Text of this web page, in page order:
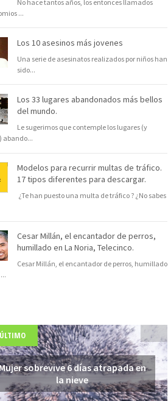
No hace tantos años, los entonces llamados
...
Los 10 asesinos más jovenes
Una serie de asesinatos realizados por niños han
sido...
Los 33 lugares abandonados más bellos
del mundo.
Le sugerimos que contemple los lugares (y
abando...
Modelos para recurrir multas de tráfico.
17 tipos diferentes para descargar.
¿Te han puesto una multa de tráfico ? ¿No sabes
Cesar Millán, el encantador de perros,
humillado en La Noria, Telecinco.
Cesar Millán, el encantador de perros, humillado
...
sobrevive 6 días atrapada en
la nieve